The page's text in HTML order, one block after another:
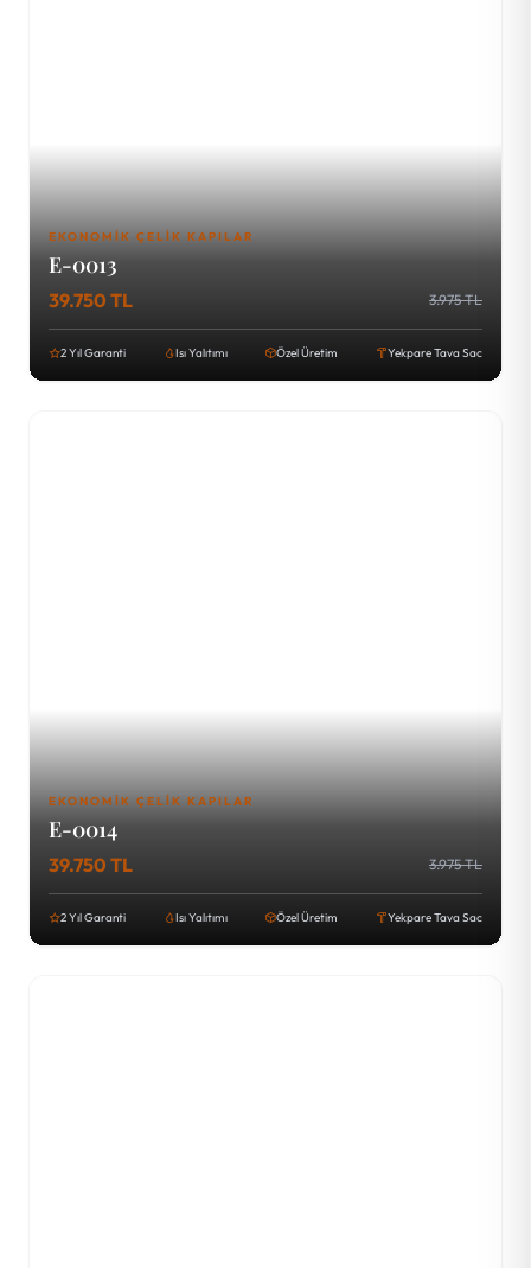
EKONOMIK ÇELIK KAPILAR
E-0013
39.750 TL 3.975 TL
2 Yıl Garanti Isı Yalıtımı Özel Üretim Yekpare Tava Sac
EKONOMIK ÇELIK KAPILAR
E-0014
39.750 TL 3.975 TL
2 Yıl Garanti Isı Yalıtımı Özel Üretim Yekpare Tava Sac